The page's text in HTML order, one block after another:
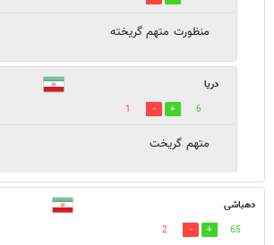
منظورت متهم گریخته
دریا
6
1
متهم گریخت
دهباشی
65
2